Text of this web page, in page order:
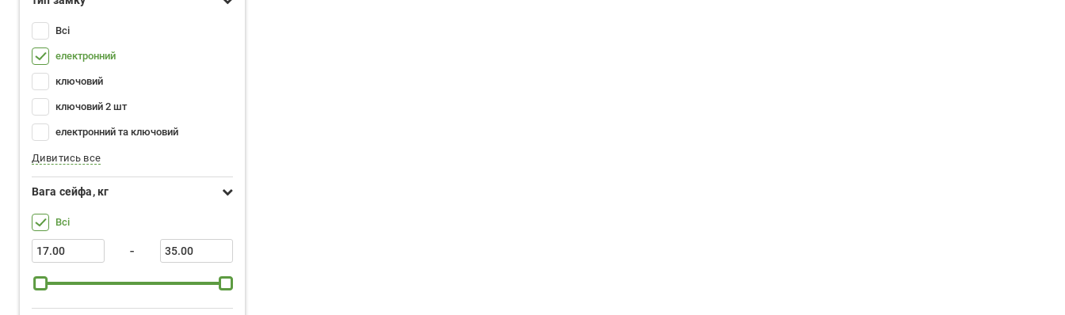
Всі
електронний
ключовий
ключовий 2 шт
електронний та ключовий
Дивитись все
Вага сейфа, кг
Всі
-